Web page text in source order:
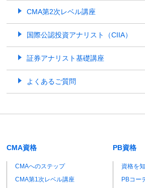
CMA第2次レベル講座
国際公認投資アナリスト（CIIA）
証券アナリスト基礎講座
よくあるご質問
CMA資格
CMAへのステップ
CMA第1次レベル講座
PB資格
資格を
PBコー